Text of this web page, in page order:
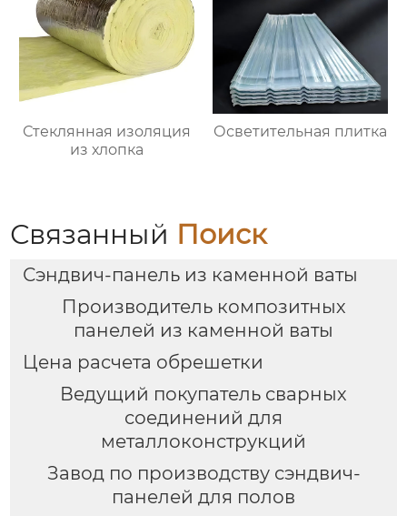
Стеклянная изоляция
из хлопка
Осветительная плитка
Связанный Поиск
Сэндвич-панель из каменной ваты
Производитель композитных
панелей из каменной ваты
Цена расчета обрешетки
Ведущий покупатель сварных
соединений для
металлоконструкций
Завод по производству сэндвич-
панелей для полов